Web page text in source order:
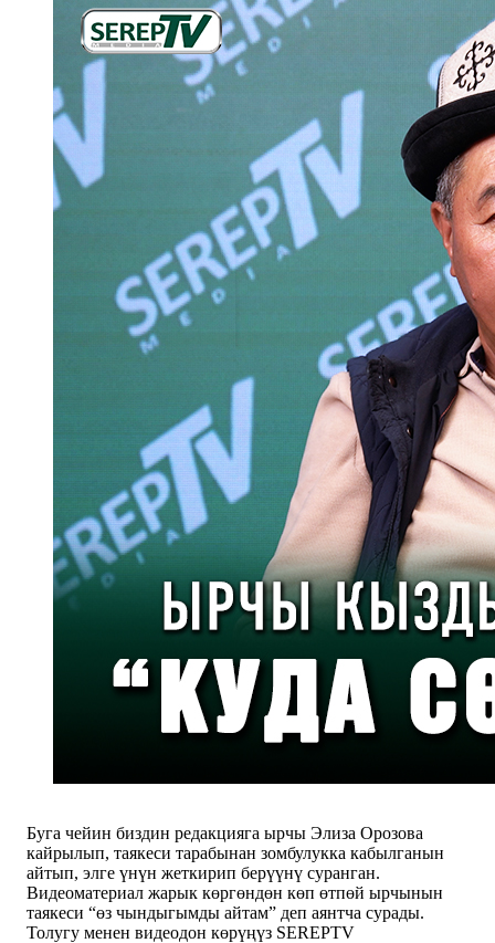
Буга чейин биздин редакцияга ырчы Элиза Орозова
кайрылып, таякеси тарабынан зомбулукка кабылганын
айтып, элге үнүн жеткирип берүүнү суранган.
Видеоматериал жарык көргөндөн көп өтпөй ырчынын
таякеси “өз чындыгымды айтам” деп аянтча сурады.
Толугу менен видеодон көрүңүз SEREPTV